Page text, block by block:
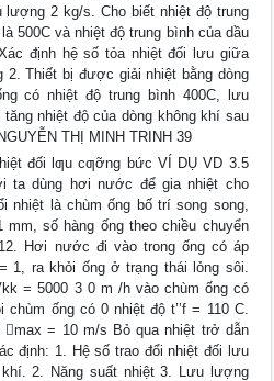
2 kg/s. Cho biết nhiệt độ trung
500C và nhiệt độ trung bình của dầu
định hệ số tỏa nhiệt đối lưu giữa
2. Thiết bị được giải nhiệt bằng dòng
có nhiệt độ trung bình 400C, lưu
nhiệt độ của dòng không khí sau
THỊ MINH TRINH 39
đối lƣu cƣỡng bức VÍ DỤ VD 3.5
ta dùng hơi nước để gia nhiệt cho
nhiệt là chùm ống bố trí song song,
số hàng ống theo chiều chuyển
Hơi nước đi vào trong ống có áp
1, ra khỏi ống ở trạng thái lỏng sôi.
= 5000 3 0 m /h vào chùm ống có
chùm ống có 0 nhiệt độ t’’f = 110 C.
max = 10 m/s Bỏ qua nhiệt trở dẫn
định: 1. Hệ số trao đổi nhiệt đối lưu
2. Năng suất nhiệt 3. Lưu lượng